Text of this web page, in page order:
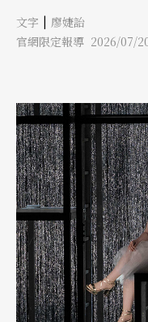
理限制轉化為藝術語彙；
的展演，而是在持續延展
抑的色調迅速瀰漫，營造
點。在時間近乎靜止般的
與「即時理解」的觀看模
光構築出一處介於現實與
日常經驗，進入藝術家由
文字 | 廖婕詒
官網限定報導 2026/07/